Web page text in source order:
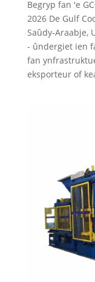
Begryp fan 'e
2026 De Gulf
Saûdy-Araabje,
- ûndergiet ien
fan
eksporteur of